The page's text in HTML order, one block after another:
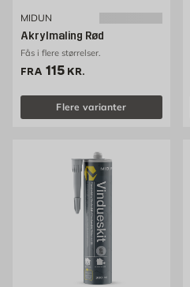
MIDUN
Akrylmaling Rød
Fås i flere størrelser.
FRA Pris 115 kr. /stk
115 KR.
Flere varianter